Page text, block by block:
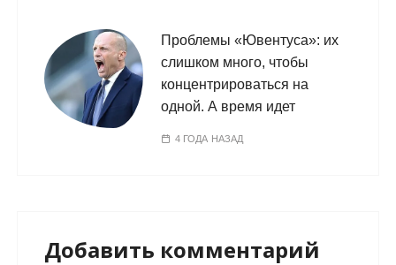
Проблемы «Ювентуса»: их
слишком много, чтобы
концентрироваться на
одной. А время идет
4 ГОДА НАЗАД
Добавить комментарий